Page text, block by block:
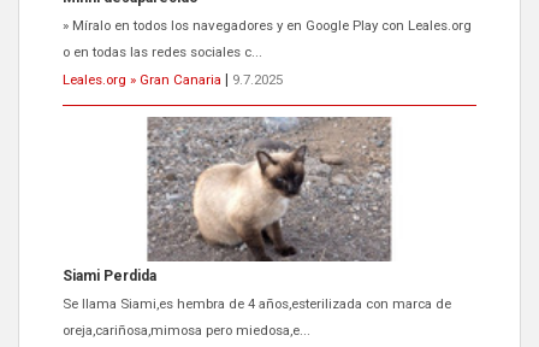
Se llama Siami,es hembra de 4 años,esterilizada con marca de
oreja,cariñosa,mimosa pero miedosa,e...
Leales.org » Gran Canaria
9.7.2025
ADOPCIÓN URGENTE GATA TEROR GRAN CANARIA
El ayuntamiento se va a llevar a Los Gatos callejeros de la zona los
próximos días, ella incluida...